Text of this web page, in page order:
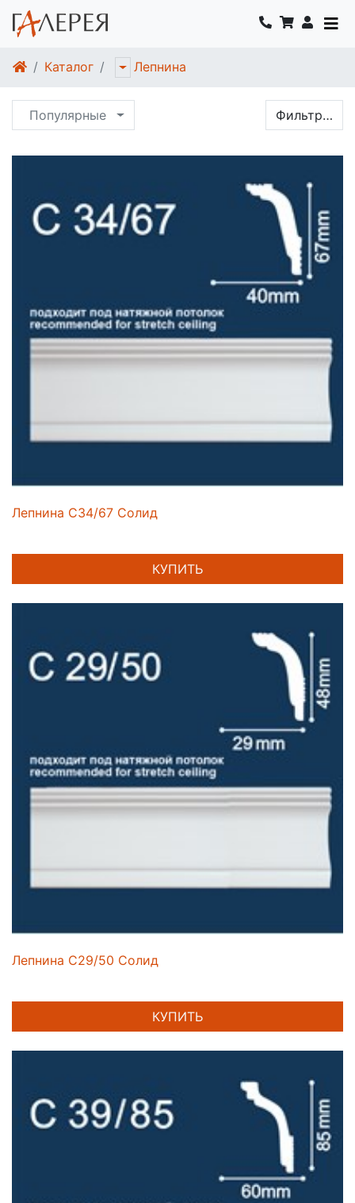
Каталог Лепнина
Популярные Фильтр…
Лепнина C34/67 Солид
КУПИТЬ
Лепнина C29/50 Солид
КУПИТЬ